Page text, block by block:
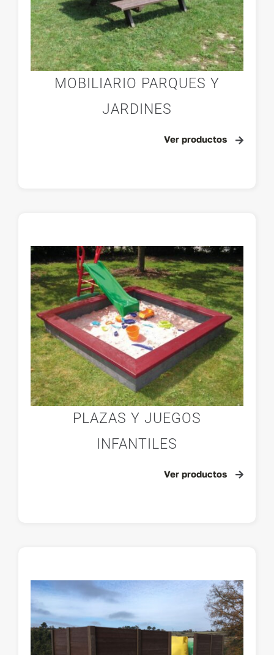
MOBILIARIO PARQUES Y
JARDINES
Ver productos
PLAZAS Y JUEGOS
INFANTILES
Ver productos